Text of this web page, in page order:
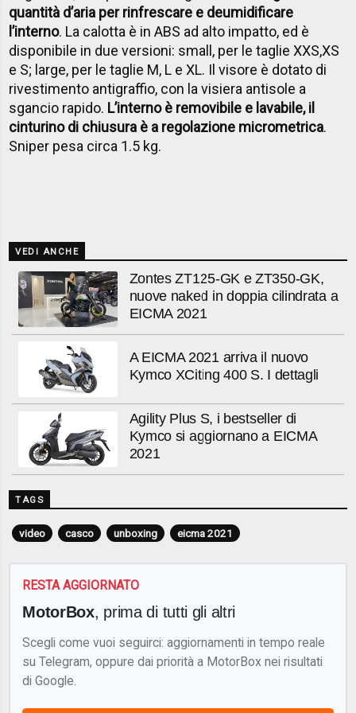
quantità d’aria per rinfrescare e deumidificare
l’interno. La calotta è in ABS ad alto impatto, ed è
disponibile in due versioni: small, per le taglie XXS,XS
e S; large, per le taglie M, L e XL. Il visore è dotato di
rivestimento antigraffio, con la visiera antisole a
sgancio rapido. L’interno è removibile e lavabile, il
cinturino di chiusura è a regolazione micrometrica.
Sniper pesa circa 1.5 kg.
VEDI ANCHE
Zontes ZT125-GK e ZT350-GK,
nuove naked in doppia cilindrata a
EICMA 2021
A EICMA 2021 arriva il nuovo
Kymco XCiting 400 S. I dettagli
Agility Plus S, i bestseller di
Kymco si aggiornano a EICMA
2021
TAGS
video casco unboxing eicma 2021
RESTA AGGIORNATO
MotorBox, prima di tutti gli altri
Scegli come vuoi seguirci: aggiornamenti in tempo reale
su Telegram, oppure dai priorità a MotorBox nei risultati
di Google.